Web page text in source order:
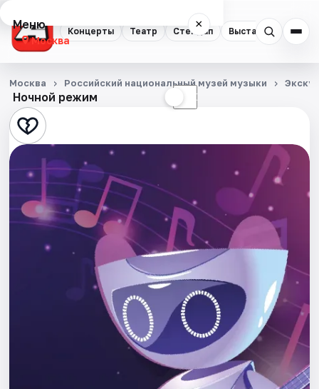
Концерты Театр Стендап Выставки
Меню ×
Москва
Концерты
Театр
Стендап
Выставки
Квесты
Экскурсии
Ночной режим ☾
Москва Российский национальный музей музыки